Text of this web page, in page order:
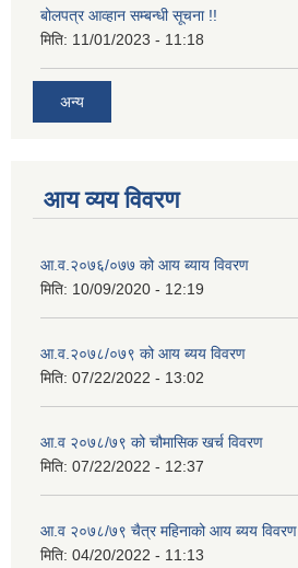
बोलपत्र आव्हान सम्बन्धी सूचना !!
मिति: 11/01/2023 - 11:18
अन्य
आय व्यय विवरण
आ.व.२०७६/०७७ को आय ब्याय विवरण
मिति: 10/09/2020 - 12:19
आ.व.२०७८/०७९ को आय ब्यय विवरण
मिति: 07/22/2022 - 13:02
आ.व २०७८/७९ को चौमासिक खर्च विवरण
मिति: 07/22/2022 - 12:37
आ.व २०७८/७९ चैत्र महिनाको आय ब्यय विवरण
मिति: 04/20/2022 - 11:13